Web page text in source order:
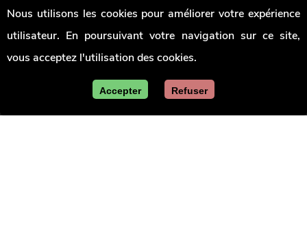
locaux
Union
des
villes
et
communes
Wallonie
Jobs
une
irrégularité
Nous utilisons les cookies pour améliorer votre expérience
utilisateur. En poursuivant votre navigation sur ce site,
vous acceptez l'utilisation des cookies.
Accepter Refuser